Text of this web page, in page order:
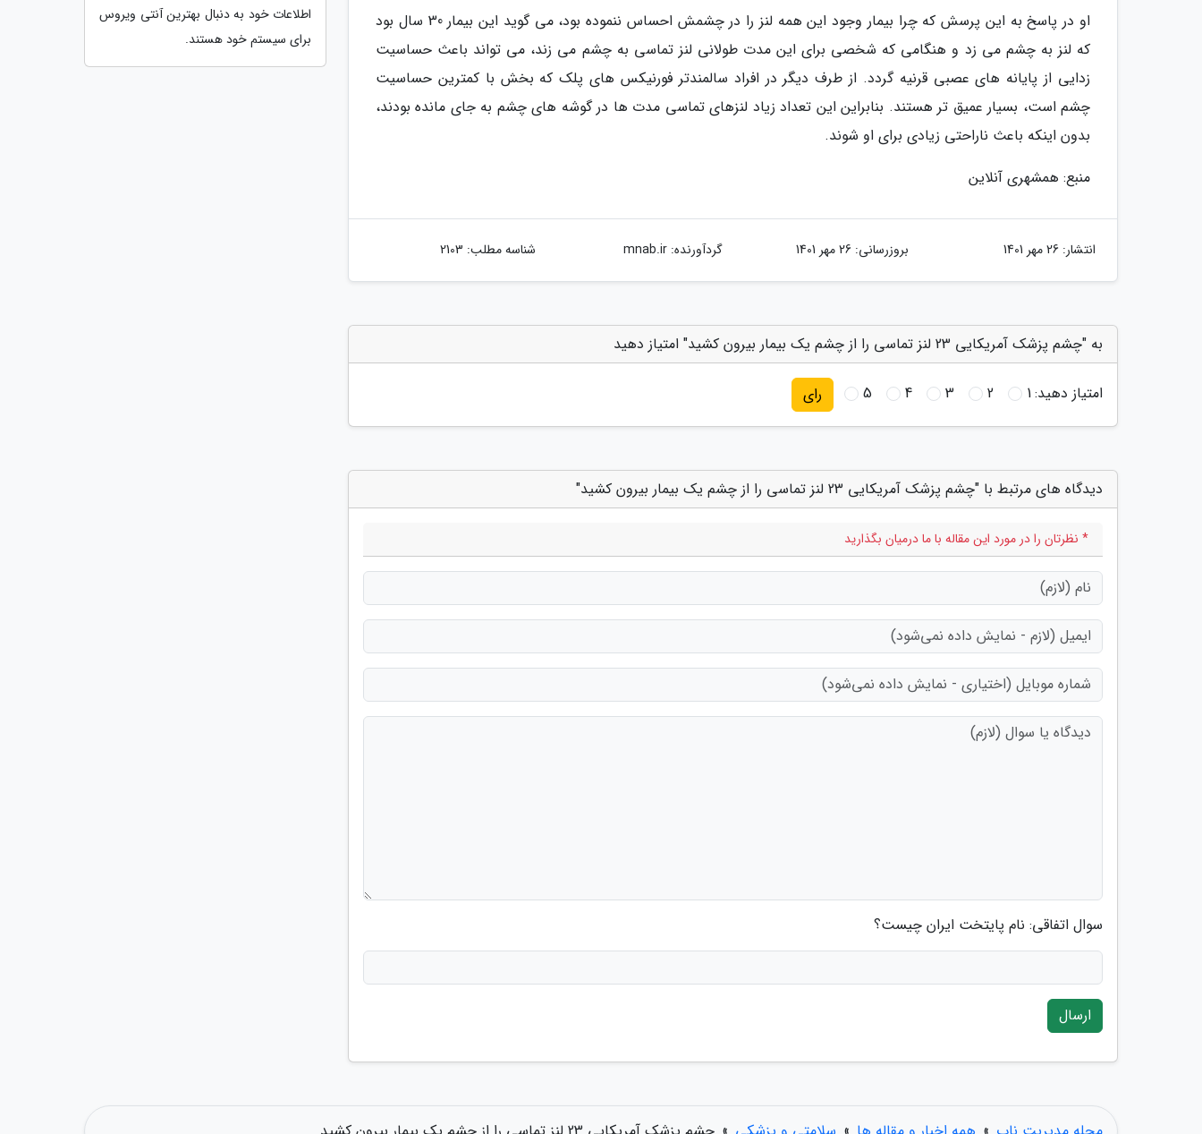
او در پاسخ به این پرسش که چرا بیمار وجود این همه لنز را در چشمش احساس ننموده بود، می گوید این بیمار 30 سال بود
که لنز به چشم می زد و هنگامی که شخصی برای این مدت طولانی لنز تماسی به چشم می زند، می تواند باعث حساسیت
زدایی از پایانه های عصبی قرنیه گردد. از طرف دیگر در افراد سالمندتر فورنیکس های پلک که بخش با کمترین حساسیت
چشم است، بسیار عمیق تر هستند. بنابراین این تعداد زیاد لنزهای تماسی مدت ها در گوشه های چشم به جای مانده بودند،
بدون اینکه باعث ناراحتی زیادی برای او شوند.
منبع: همشهری آنلاین
انتشار: 26 مهر 1401 بروزرسانی: 26 مهر 1401 گردآورنده:mnab.ir شناسه مطلب: 2103
به "چشم پزشک آمریکایی 23 لنز تماسی را از چشم یک بیمار بیرون کشید" امتیاز دهید
امتیاز دهید:1
2
3
4
5 رای
دیدگاه های مرتبط با "چشم پزشک آمریکایی 23 لنز تماسی را از چشم یک بیمار بیرون کشید"
* نظرتان را در مورد این مقاله با ما درمیان بگذارید
سوال اتفاقی: نام پایتخت ایران چیست؟
ارسال
اطلاعات خود به دنبال بهترین آنتی ویروس
برای سیستم خود هستند.